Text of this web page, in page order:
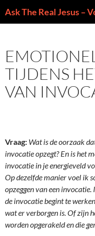
naar
TIJDENS
VAN
Vraag: Wat is de oorzaak
invocatie opzegt? En is het
invocatie in je energieveld
Op dezelfde manier voel ik
opzeggen van een
de invocatie begint te
wat er verborgen is. Of zijn
worden opgerakeld en die